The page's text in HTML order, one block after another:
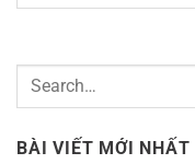
BÀI VIẾT MỚI NHẤT